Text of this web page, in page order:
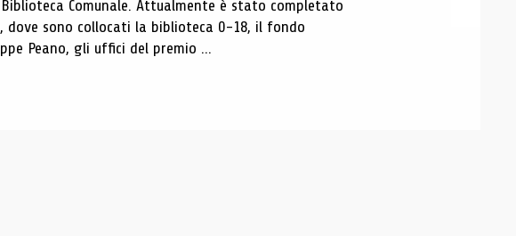
Comunale. Attualmente è stato completato
sono collocati la biblioteca 0-18, il fondo
Peano, gli uffici del premio ...